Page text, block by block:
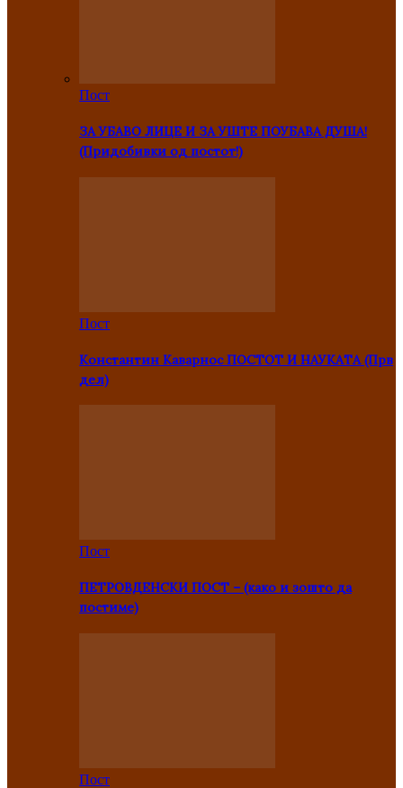
Пост
ЗА УБАВО ЛИЦЕ И ЗА УШТЕ ПОУБАВА ДУША!
(Придобивки од постот!)
Пост
Константин Каварнос ПОСТОТ И НАУКАТА (Прв
дел)
Пост
ПЕТРОВДЕНСКИ ПОСТ – (како и зошто да
постиме)
Пост